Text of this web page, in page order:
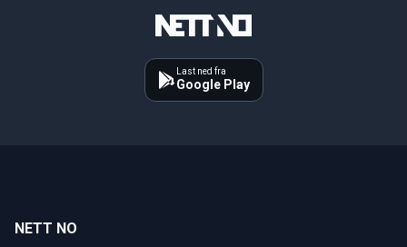
Last ned fra
Google Play
NETT NO